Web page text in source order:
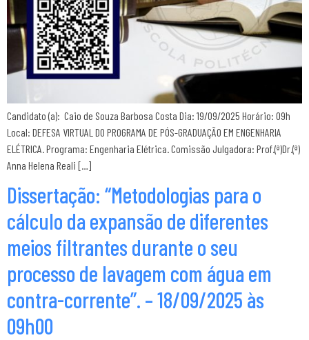
Candidato (a): Caio de Souza Barbosa Costa Dia: 19/09/2025 Horário: 09h
Local: DEFESA VIRTUAL DO PROGRAMA DE PÓS-GRADUAÇÃO EM ENGENHARIA
ELÉTRICA. Programa: Engenharia Elétrica. Comissão Julgadora: Prof.(ª)Dr.(ª)
Anna Helena Reali […]
Dissertação: “Metodologias para o
cálculo da expansão de diferentes
meios filtrantes durante o seu
processo de lavagem com água em
contra-corrente”. – 18/09/2025 às
09h00